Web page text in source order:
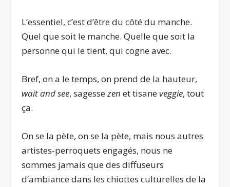
L’essentiel, c’est d’être du côté du manche.
Quel que soit le manche. Quelle que soit la
personne qui le tient, qui cogne avec.
Bref, on a le temps, on prend de la hauteur,
wait and see, sagessezenet tisaneveggie, tout
ça.
On se la pète, on se la pète, mais nous autres
artistes-perroquets engagés, nous ne
sommes jamais que des diffuseurs
d’ambiance dans les chiottes culturelles de la